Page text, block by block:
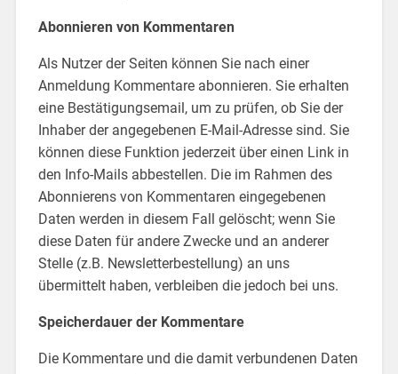
Abonnieren von Kommentaren
Als Nutzer der Seiten können Sie nach einer
Anmeldung Kommentare abonnieren. Sie erhalten
eine Bestätigungsemail, um zu prüfen, ob Sie der
Inhaber der angegebenen E-Mail-Adresse sind. Sie
können diese Funktion jederzeit über einen Link in
den Info-Mails abbestellen. Die im Rahmen des
Abonnierens von Kommentaren eingegebenen
Daten werden in diesem Fall gelöscht; wenn Sie
diese Daten für andere Zwecke und an anderer
Stelle (z.B. Newsletterbestellung) an uns
übermittelt haben, verbleiben die jedoch bei uns.
Speicherdauer der Kommentare
Die Kommentare und die damit verbundenen Daten